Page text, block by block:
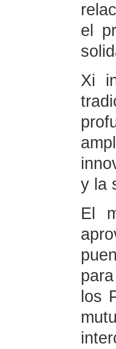
el
Xi
y la
El
los